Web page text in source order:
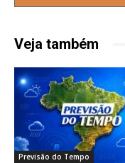
Veja também
Previsão do Tempo